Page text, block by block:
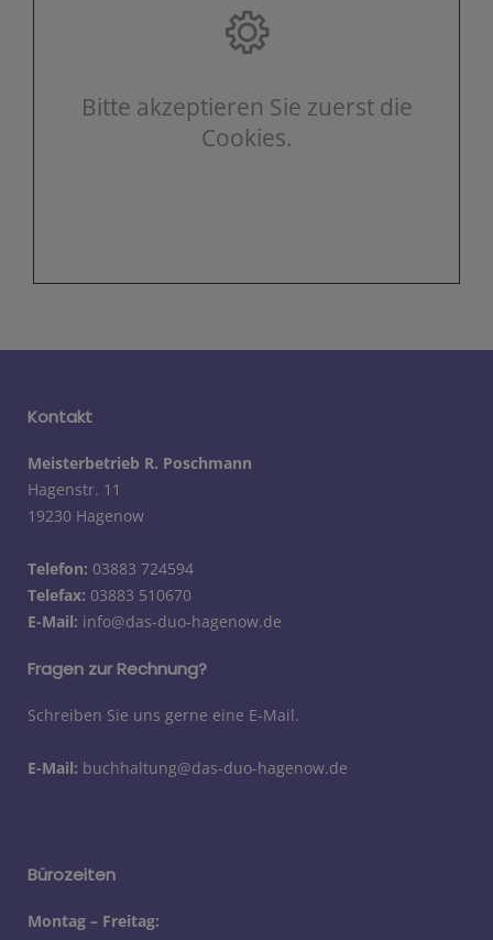
Bitte akzeptieren Sie zuerst die
Cookies.
Kontakt
Meisterbetrieb R. Poschmann
Hagenstr. 11
19230 Hagenow
Telefon: 03883 724594
Telefax: 03883 510670
E-Mail: info@das-duo-hagenow.de
Fragen zur Rechnung?
Schreiben Sie uns gerne eine E-Mail.
E-Mail: buchhaltung@das-duo-hagenow.de
Bürozeiten
Montag – Freitag: